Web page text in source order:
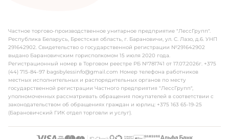
Частное торгово-производственное унитарное предприятие "ЛессГрупп".
Республика Беларусь, Брестская область, г. Барановичи, ул. С. Лазо, д.6. УНП
291642902. Свидетельство о государственной регистрации №291642902
выдано Барановичским горисполкомом 15 июля 2020 года.
Регистрационный номер в Торговом реестре РБ №781741 от 17.07.2026г. +375
(44) 715-84-97 bagsbylessinfo@gmail.com Номер телефона работников
местных исполнительных и распорядительных органов по месту
государственной регистрации Частного предприятия "ЛессГрупп",
уполномоченных рассматривать обращения покупателей в соответствии с
законодательством об обращениях граждан и юрлиц: +375 163 65-19-25
(Барановичский ГИК отдел торговли и услуг).